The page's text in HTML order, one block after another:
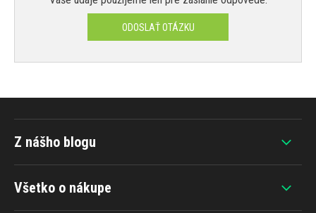
ODOSLAŤ OTÁZKU
Všetko o nákupe
Z nášho blogu